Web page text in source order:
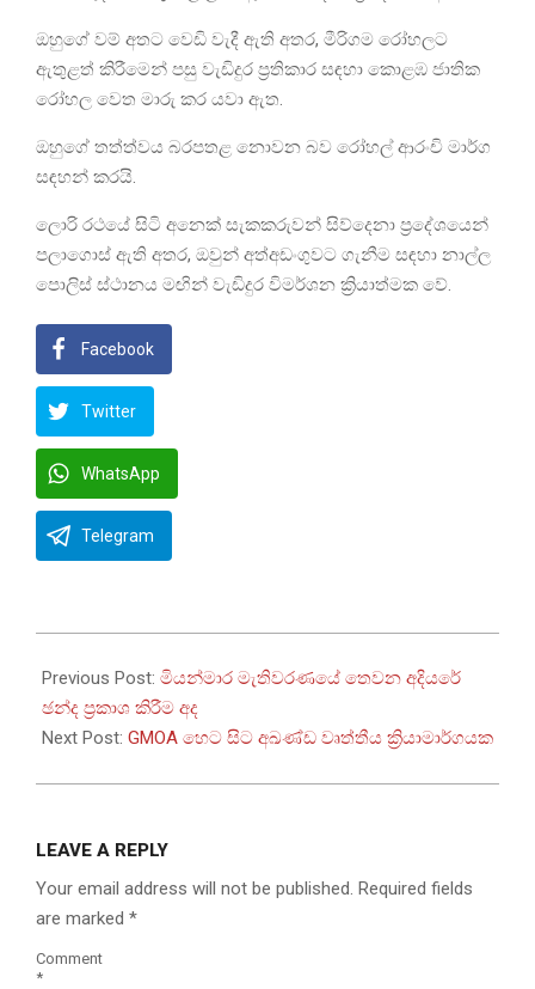
ඔහුගේ වම් අතට වෙඩි වැදී ඇති අතර, මීරිගම රෝහලට
ඇතුළත් කිරීමෙන් පසු වැඩිදුර ප්‍රතිකාර සඳහා කොළඹ ජාතික
රෝහල වෙත මාරු කර යවා ඇත.
ඔහුගේ තත්ත්වය බරපතළ නොවන බව රෝහල් ආරංචි මාර්ග
සඳහන් කරයි.
ලොරි රථයේ සිටි අනෙක් සැකකරුවන් සිව්දෙනා ප්‍රදේශයෙන්
පලාගොස් ඇති අතර, ඔවුන් අත්අඩංගුවට ගැනීම සඳහා නාල්ල
පොලිස් ස්ථානය මඟින් වැඩිදුර විමර්ශන ක්‍රියාත්මක වේ.
Facebook
Twitter
WhatsApp
Telegram
01-
25
Previous Post: මියන්මාර මැතිවරණයේ තෙවන අදියරේ
ඡන්ද ප්‍රකාශ කිරීම අද
Next Post: GMOA හෙට සිට අඛණ්ඩ වෘත්තීය ක්‍රියාමාර්ගයක
LEAVE A REPLY
Your email address will not be published. Required fields
are marked *
Comment
*